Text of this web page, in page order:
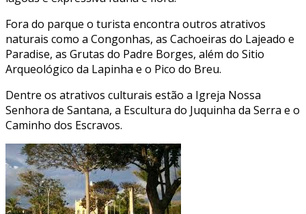
Fora do parque o turista encontra outros atrativos
naturais como a Congonhas, as Cachoeiras do Lajeado e
Paradise, as Grutas do Padre Borges, além do Sitio
Arqueológico da Lapinha e o Pico do Breu.
Dentre os atrativos culturais estão a Igreja Nossa
Senhora de Santana, a Escultura do Juquinha da Serra e o
Caminho dos Escravos.